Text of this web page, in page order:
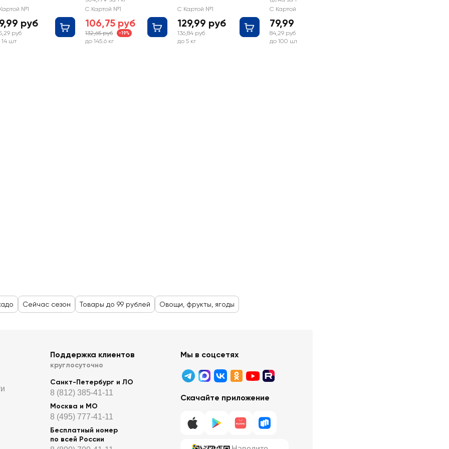
№1
руб
руб
14 шт
С Картой №1
106,75 руб
132,65 руб -19%
до 145.6 кг
С Картой №1
129,99 руб
136,84 руб
до 5 кг
С Картой №1
79,99 руб
84,29 руб
до 100 шт
Сейчас сезон Товары до 99 рублей Овощи, фрукты, ягоды
Поддержка клиентов
круглосуточно
Санкт-Петербург и ЛО
8 (812) 385-41-11
Москва и МО
8 (495) 777-41-11
Бесплатный номер
по всей России
Мы в соцсетях
Скачайте приложение